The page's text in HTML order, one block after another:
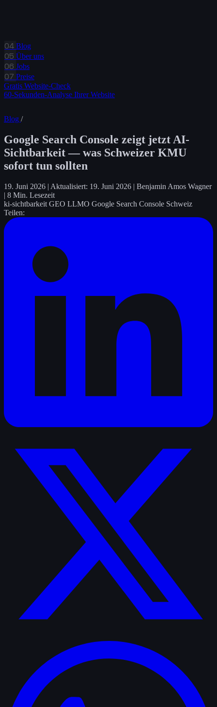
04 Blog
05 Über uns
06 Jobs
07 Preise
Gratis Website-Check
60-Sekunden-Analyse Ihrer Website
Blog /
Google Search Console zeigt jetzt AI-
Sichtbarkeit — was Schweizer KMU
sofort tun sollten
19. Juni 2026 | Aktualisiert: 19. Juni 2026 | Benjamin Amos Wagner
| 8 Min. Lesezeit
ki-sichtbarkeit GEO LLMO Google Search Console Schweiz
Teilen: